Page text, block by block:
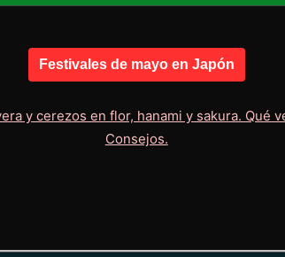
Festivales de mayo en Japón